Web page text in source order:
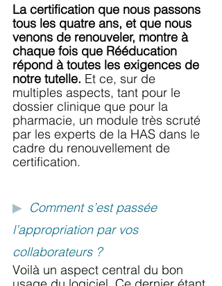
La certification que nous passons
tous les quatre ans, et que nous
venons de renouveler, montre à
chaque fois que Rééducation
répond à toutes les exigences de
notre tutelle. Et ce, sur de
multiples aspects, tant pour le
dossier clinique que pour la
pharmacie, un module très scruté
par les experts de la HAS dans le
cadre du renouvellement de
certification.
▶ Comment s’est passée
l’appropriation par vos
collaborateurs ?
Voilà un aspect central du bon